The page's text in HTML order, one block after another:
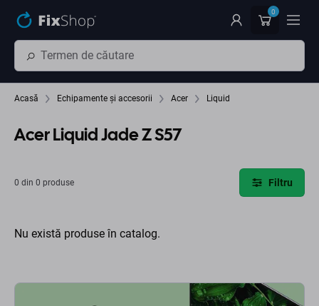
0
Acasă Echipamente și accesorii Acer Liquid
Acer Liquid Jade Z S57
0 din 0 produse Filtru
Nu există produse în catalog.